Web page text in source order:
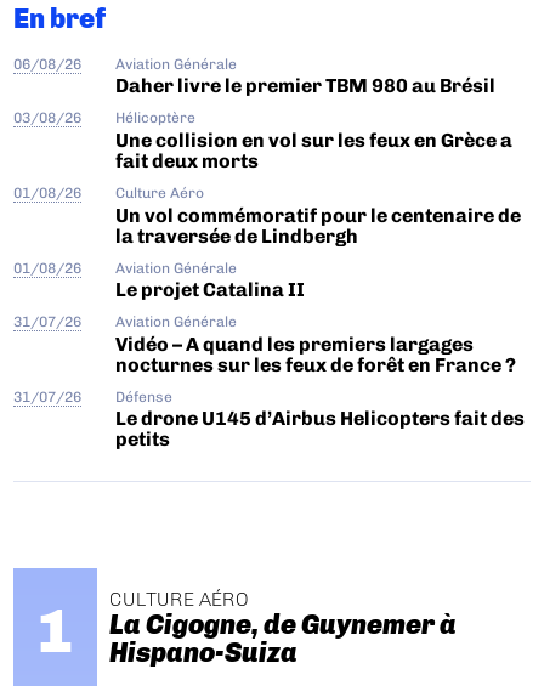
En bref
06/08/26 Aviation Générale
Daher livre le premier TBM 980 au Brésil
03/08/26 Hélicoptère
Une collision en vol sur les feux en Grèce a
fait deux morts
01/08/26 Culture Aéro
Un vol commémoratif pour le centenaire de
la traversée de Lindbergh
01/08/26 Aviation Générale
Le projet Catalina II
31/07/26 Aviation Générale
Vidéo – A quand les premiers largages
nocturnes sur les feux de forêt en France ?
31/07/26 Défense
Le drone U145 d’Airbus Helicopters fait des
petits
CULTURE AÉRO
La Cigogne, de Guynemer à
Hispano-Suiza